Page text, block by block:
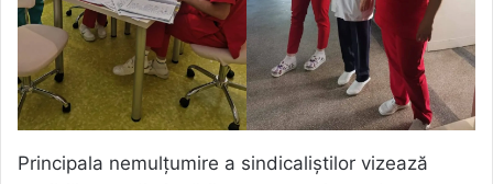
Principala nemulțumire a sindicaliștilor vizează